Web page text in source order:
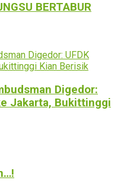
BERTABUR
Digedor:
Jakarta, Bukittinggi